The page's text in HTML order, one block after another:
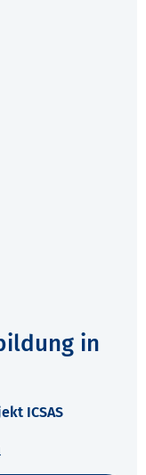
in
ICSAS